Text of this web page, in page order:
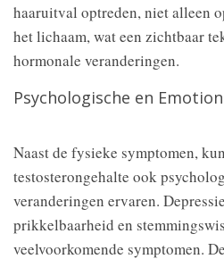
haaruitval optreden, niet alleen
het lichaam, wat een zichtbaar
hormonale veranderingen.
Psychologische en
Naast de fysieke symptomen,
testosterongehalte ook
veranderingen ervaren.
prikkelbaarheid en
veelvoorkomende symptomen.